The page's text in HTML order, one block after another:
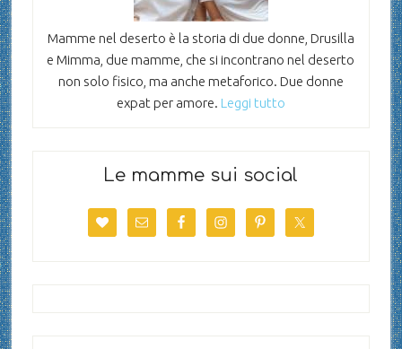
Mamme nel deserto è la storia di due donne, Drusilla
e Mimma, due mamme, che si incontrano nel deserto
non solo fisico, ma anche metaforico. Due donne
expat per amore. Leggi tutto
Le mamme sui social